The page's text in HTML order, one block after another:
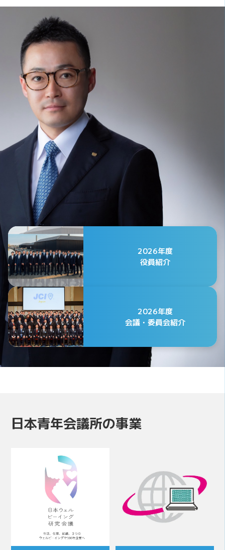
会頭挨拶
2026年度
役員紹介
2026年度
会議・委員会紹介
日本青年会議所の事業